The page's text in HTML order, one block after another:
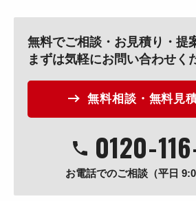
無料でご相談・お見積り・提
まずは気軽にお問い合わせく
無料相談・無料見
0120-116
お電話でのご相談（平日